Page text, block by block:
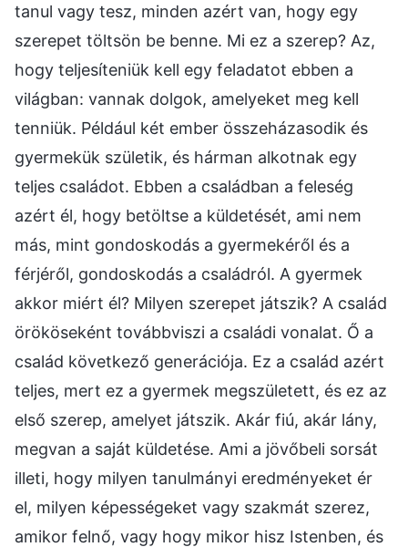
tanul vagy tesz, minden azért van, hogy egy
szerepet töltsön be benne. Mi ez a szerep? Az,
hogy teljesíteniük kell egy feladatot ebben a
világban: vannak dolgok, amelyeket meg kell
tenniük. Például két ember összeházasodik és
gyermekük születik, és hárman alkotnak egy
teljes családot. Ebben a családban a feleség
azért él, hogy betöltse a küldetését, ami nem
más, mint gondoskodás a gyermekéről és a
férjéről, gondoskodás a családról. A gyermek
akkor miért él? Milyen szerepet játszik? A család
örököseként továbbviszi a családi vonalat. Ő a
család következő generációja. Ez a család azért
teljes, mert ez a gyermek megszületett, és ez az
első szerep, amelyet játszik. Akár fiú, akár lány,
megvan a saját küldetése. Ami a jövőbeli sorsát
illeti, hogy milyen tanulmányi eredményeket ér
el, milyen képességeket vagy szakmát szerez,
amikor felnő, vagy hogy mikor hisz Istenben, és